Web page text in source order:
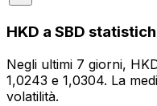
HKD a SBD
Negli ultimi 7 giorni,
1,0243 e 1,0304. La
volatilità.